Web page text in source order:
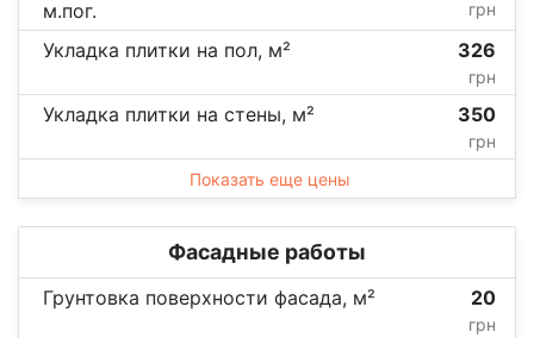
м.пог. грн
Укладка плитки на пол, м² 326
грн
Укладка плитки на стены, м² 350
грн
Показать еще цены
Фасадные работы
Грунтовка поверхности фасада, м² 20
грн